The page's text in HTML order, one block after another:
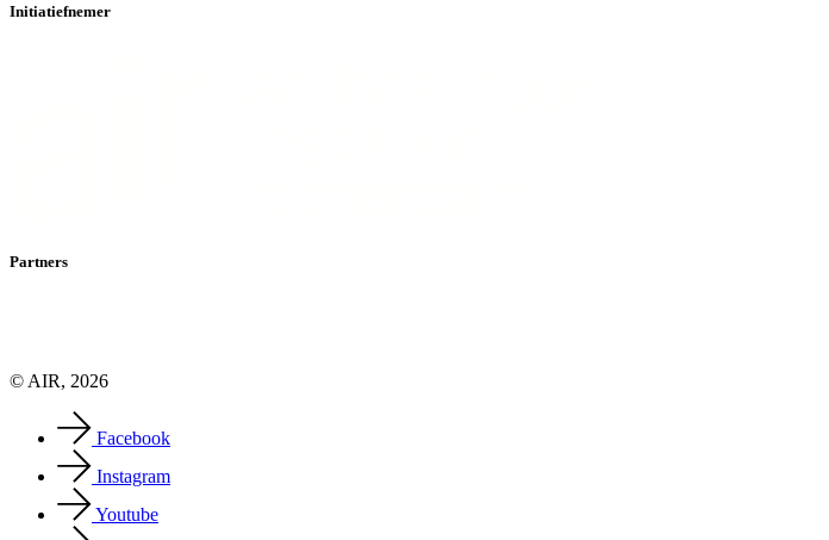
Initiatiefnemer
Partners
© AIR, 2026
Facebook
Instagram
Youtube